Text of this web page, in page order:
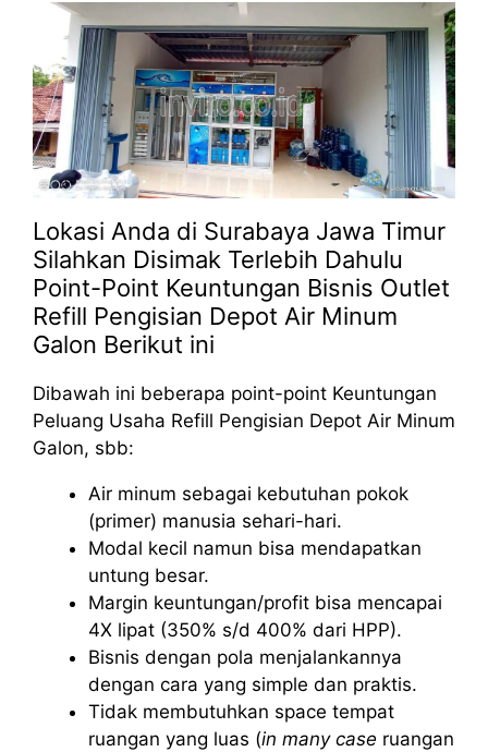
Lokasi Anda di Surabaya Jawa Timur
Silahkan Disimak Terlebih Dahulu
Point-Point Keuntungan Bisnis Outlet
Refill Pengisian Depot Air Minum
Galon Berikut ini
Dibawah ini beberapa point-point Keuntungan
Peluang Usaha Refill Pengisian Depot Air Minum
Galon, sbb:
Air minum sebagai kebutuhan pokok
(primer) manusia sehari-hari.
Modal kecil namun bisa mendapatkan
untung besar.
Margin keuntungan/profit bisa mencapai
4X lipat (350% s/d 400% dari HPP).
Bisnis dengan pola menjalankannya
dengan cara yang simple dan praktis.
Tidak membutuhkan space tempat
ruangan yang luas (in many case ruangan